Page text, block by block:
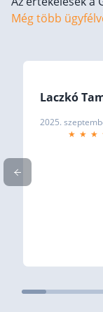
Befektetés
Még több
Laczkó
2025.